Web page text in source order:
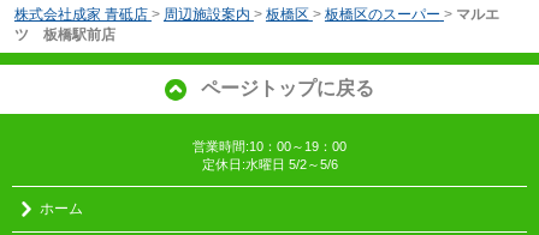
株式会社成家 青砥店 > 周辺施設案内 > 板橋区 > 板橋区のスーパー > マルエ
ツ 板橋駅前店
ページトップに戻る
営業時間:10：00～19：00
定休日:水曜日 5/2～5/6
ホーム